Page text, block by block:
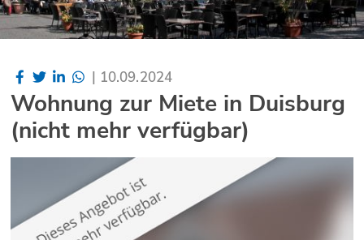
| 10.09.2024
Wohnung zur Miete in Duisburg
(nicht mehr verfügbar)